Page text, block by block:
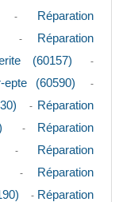
-
Réparation
-
Réparation
(60157)
-
epte (60590) -
- Réparation
-
Réparation
-
Réparation
-
Réparation
- Réparation